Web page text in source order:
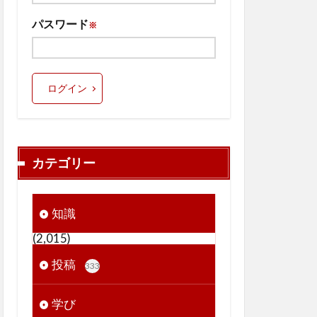
パスワード※
ログイン
カテゴリー
知識
(2,015)
投稿
333
学び